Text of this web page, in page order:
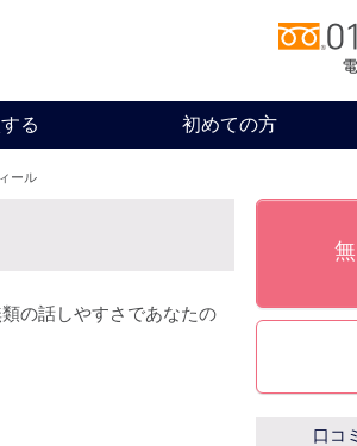
る 初めての方
ール
類の話しやすさであなたの
口コ